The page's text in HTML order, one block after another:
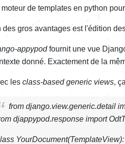
moteur de templates en python
des gros avantages est l'édition
appypodfournit une vue
donné. Exactement de la
les class-based generic views,
from django.view.generic.detail
djappypod.response import